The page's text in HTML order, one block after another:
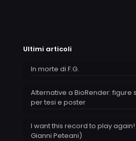
Ultimi articoli
In morte di F.G.
Alternative a BioRender: figure
per tesi e poster
I want this record to play
Gianni Peteani)